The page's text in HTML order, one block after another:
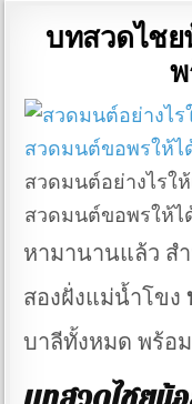
บทสวดไช
สวดมนต์อย่างไรใ
สวดมนต์ขอพรให้ไ
หามานานแล้ว ส
สองฝั่งแม่น้ำโขง
บาลีทั้งหมด พร้อ